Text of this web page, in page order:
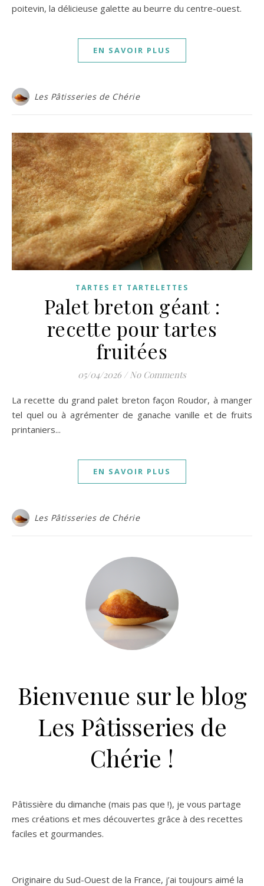
poitevin, la délicieuse galette au beurre du centre-ouest.
EN SAVOIR PLUS
Les Pâtisseries de Chérie
TARTES ET TARTELETTES
Palet breton géant :
recette pour tartes
fruitées
05/04/2026 / No Comments
La recette du grand palet breton façon Roudor, à manger
tel quel ou à agrémenter de ganache vanille et de fruits
printaniers...
EN SAVOIR PLUS
Les Pâtisseries de Chérie
Bienvenue sur le blog
Les Pâtisseries de
Chérie !
Pâtissière du dimanche (mais pas que !), je vous partage
mes créations et mes découvertes grâce à des recettes
faciles et gourmandes.
Originaire du Sud-Ouest de la France, j’ai toujours aimé la